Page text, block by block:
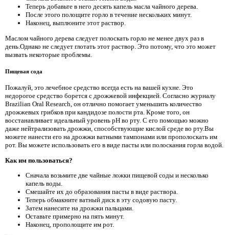
Теперь добавьте в него десять капель масла чайного дерева.
После этого полощите горло в течение нескольких минут.
Наконец, выплюните этот раствор.
Маслом чайного дерева следует полоскать горло не менее двух раз в
день.Однако не следует глотать этот раствор. Это потому, что это может
вызвать некоторые проблемы.
Пищевая сода
Пожалуй, это лечебное средство всегда есть на вашей кухне. Это
недорогое средство борется с дрожжевой инфекцией. Согласно журналу
Brazilian Oral Research, он отлично помогает уменьшить количество
дрожжевых грибков при кандидозе полости рта. Кроме того, он
восстанавливает идеальный уровень pH во рту. С его помощью можно
даже нейтрализовать дрожжи, способствующие кислой среде во рту.Вы
можете нанести его на дрожжи ватными тампонами или прополоскать им
рот. Вы можете использовать его в виде пасты или полоскания горла водой.
Как им пользоваться?
Сначала возьмите две чайные ложки пищевой соды и несколько
капель воды.
Смешайте их до образования пасты в виде раствора.
Теперь обмакните ватный диск в эту содовую пасту.
Затем нанесите на дрожжи пальцами.
Оставьте примерно на пять минут.
Наконец, прополощите им рот.